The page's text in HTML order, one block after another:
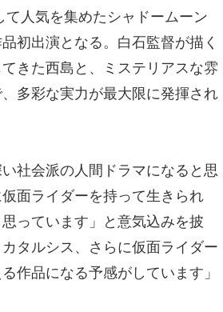
⼈気を集めたシャドームーン
初出演となる。⽩⽯監督が描く
きた⻄島と、ミステリアスな雰
多彩な実⼒が最⼤限に発揮され
社会派の⼈間ドラマになると思
⾯ライダーを持って⽣きられ
っています」と意気込みを披
タルシス、さらに仮⾯ライダー
作品になる予感がしています」